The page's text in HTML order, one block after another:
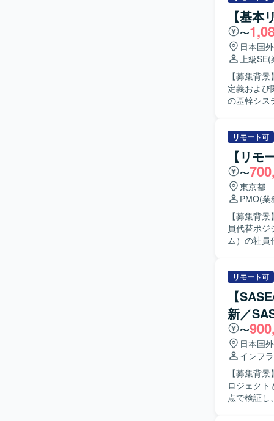
【基
〜
日本国外
上級SE(
【募集背
定義および関
の基幹シス
メント作
関係者間の合意形
程に強み
れた方を求
く説明で
様なステ
に落とし込める方を想定
新機能開
い立場で価
全体の構造
を推進する経験を積むこと
における要
クやプロ
きます。
リモート可
【リモ
〜
東京都
PMO(業
【募集背
員代替ポジションを募集
ム）の社員
議やレビューの運
ニケーシ
ルダーと
します。 【ポジションの魅力】 損害保険の団体領域におけるオンラインシステムに深く関わる
ことで、業
ながら、上
境】 WEB
す。
リモート可
【
新／
〜
日本国外
インフ
【募集背
ロジェク
点で検証し、